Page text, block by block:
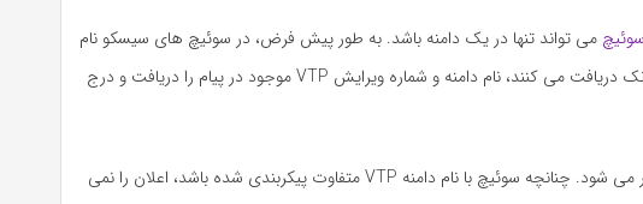
سوئیچ می تواند تنها در یک دامنه باشد. به طور پیش فرض، در سوئیچ های سیسکو نام
دامنه VTP اختصاص داده نشده است. هنگامی که آنها یک اعلان VTP را از طریق لینک ترانک دریافت می کنند، نام دامنه و شماره ویرایش VTP موجود در پیام را دریافت و درج
تمام تغییرات ایجاد شده در سرور VTP فقط به سوئیچ های موجود در VTP Domain منتشر می شود. چنانچه سوئیچ با نام دامنه VTP متفاوت پیکربندی شده باشد، اعلان را نمی